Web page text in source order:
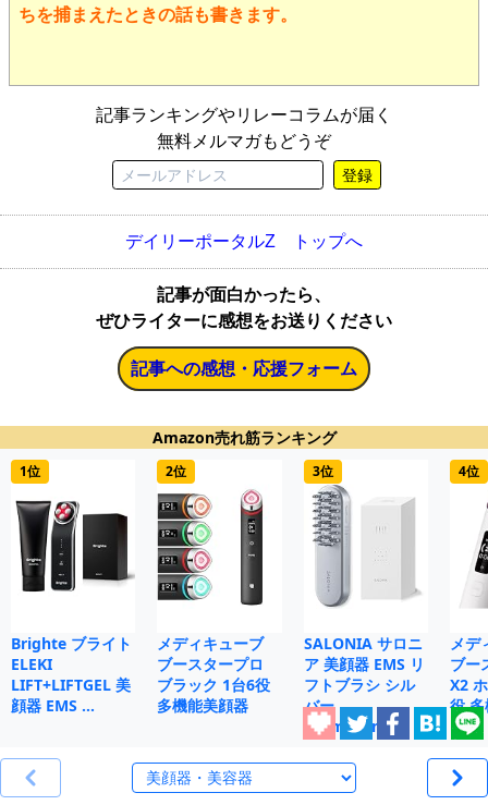
ちを捕まえたときの話も書きます。
記事ランキングやリレーコラムが届く
無料メルマガもどうぞ
登録
デイリーポータルZ トップへ
記事が面白かったら、
ぜひライターに感想をお送りください
記事への感想・応援フォーム
Amazon売れ筋ランキング
1位
Brighte ブライト
ELEKI
LIFT+LIFTGEL 美
顔器 EMS …
2位
メディキューブ
ブースタープロ
ブラック 1台6役
多機能美顔器
3位
SALONIA サロニ
ア 美顔器 EMS リ
フトブラシ シル
バー
【Amazon…
4位
メデ
ブー
X2
役